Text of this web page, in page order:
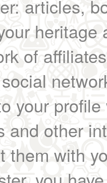
articles,
heritage
of
your
and other
them with